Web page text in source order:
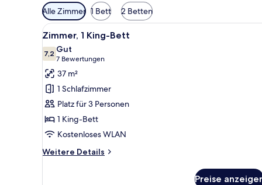
Verfügbare
Filter
für
Zimmer
Alle Zimmer 1 Bett 2 Betten
Alle
Fotos
für
Zimmer,
1 King-
Bett
anzeigen
50-Zoll-LED-Fernseher mit
15
Zimmer, 1 King-Bett
7,27,2 von 10
Gut
7 Bewertungen
(7
Bewertungen)
37 m²
1 Schlafzimmer
Platz für 3 Personen
1 King-Bett
Kostenloses WLAN
Weitere Details
Weitere
Preise